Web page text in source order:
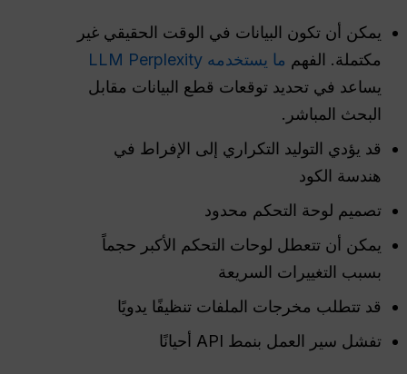
يمكن أن تكون البيانات في الوقت الحقيقي غير
مكتملة. الفهم ما يستخدمه LLM Perplexity
يساعد في تحديد توقعات قطع البيانات مقابل
البحث المباشر.
قد يؤدي التوليد التكراري إلى الإفراط في
هندسة الكود
تصميم لوحة التحكم محدود
يمكن أن تتعطل لوحات التحكم الأكبر حجماً
بسبب التغييرات السريعة
قد تتطلب مخرجات الملفات تنظيفًا يدويًا
تفشل سير العمل بنمط API أحيانًا